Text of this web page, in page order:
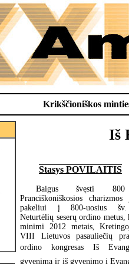
Krikščioniškos
Iš
Stasys POVILAITIS
Baigus švęsti
Pranciškoniškosios
pakeliui į 800-uosius
Neturtėlių seserų ordino metus,
minimi 2012 metais,
VIII Lietuvos pasauliečių
ordino kongresas Iš
gyvenimą ir iš gyvenimo į